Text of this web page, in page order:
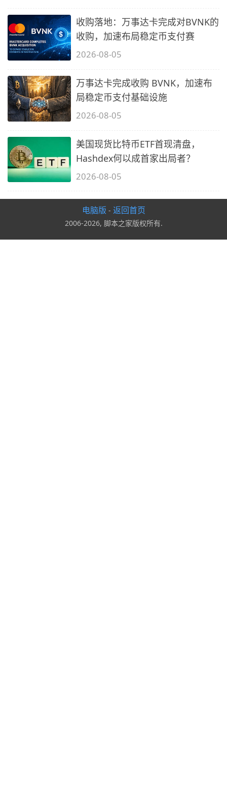
收购落地：万事达卡完成对BVNK的
收购，加速布局稳定币支付赛
2026-08-05
万事达卡完成收购 BVNK，加速布
局稳定币支付基础设施
2026-08-05
美国现货比特币ETF首现清盘，
Hashdex何以成首家出局者？
2026-08-05
电脑版 - 返回首页
2006-2026, 脚本之家版权所有.